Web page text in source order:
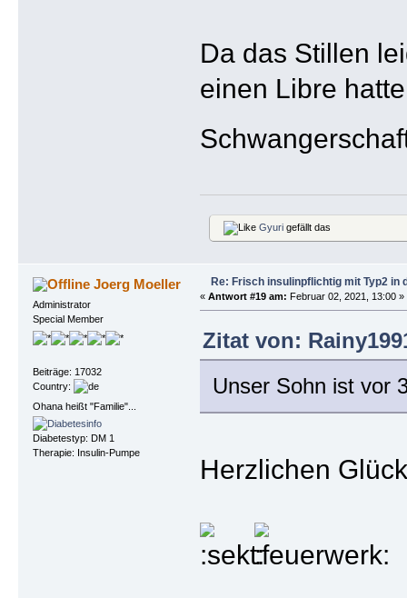
Da das Stillen
einen Libre
Gyurigefällt das
Joerg Moeller
Administrator
Special Member
Beiträge: 17032
Country:
Ohana heißt "Familie"...
Diabetestyp: DM 1
Therapie: Insulin-Pumpe
Re: Frisch insulinpflichtig mit Typ2 in
« Antwort #19 am: Februar 02, 2021, 13:00 »
Zitat von:
Unser Sohn ist vor
Herzlichen